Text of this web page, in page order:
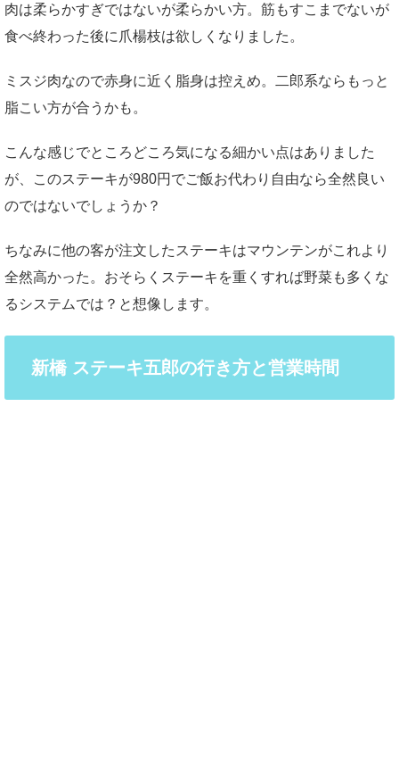
肉は柔らかすぎではないが柔らかい方。筋もすこまでないが
食べ終わった後に爪楊枝は欲しくなりました。
ミスジ肉なので赤身に近く脂身は控えめ。二郎系ならもっと
脂こい方が合うかも。
こんな感じでところどころ気になる細かい点はありました
が、このステーキが980円でご飯お代わり自由なら全然良い
のではないでしょうか？
ちなみに他の客が注文したステーキはマウンテンがこれより
全然高かった。おそらくステーキを重くすれば野菜も多くな
るシステムでは？と想像します。
新橋 ステーキ五郎の行き方と営業時間